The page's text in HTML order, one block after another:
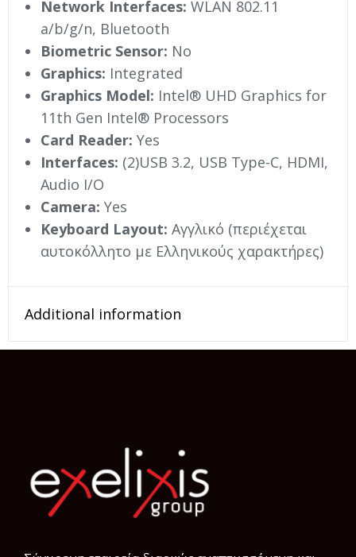
Network Interfaces: WLAN 802.11
a/b/g/n, Bluetooth
Biometric Sensor: No
Graphics: Integrated
Graphics Model: Intel® UHD Graphics for
11th Gen Intel® Processors
Card Reader: Yes
Interfaces: (2)USB 3.2, USB Type-C, HDMI,
Audio I/O
Camera: Yes
Keyboard Layout: Αγγλικό (περιέχεται
αυτοκόλλητο με Ελληνικούς χαρακτήρες)
Additional information